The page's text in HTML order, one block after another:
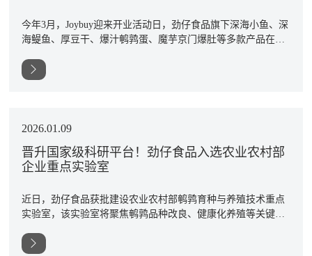
今年3月，Joybuy迎来开业活动日，劲仔食品旗下深海小鱼、深
海鳀鱼、厚豆干、爆汁鹌鹑蛋、魔芋京门爆肚等多款产品在英
在欧洲市场的新篇章。
2026.01.09
晋升国家级科研平台！劲仔食品入选农业农村部
企业重点实验室
近日，劲仔食品获批建设农业农村部鹌鹑育种与养殖技术重点
实验室，该实验室将聚焦鹌鹑品种改良、健康化养殖等关键行